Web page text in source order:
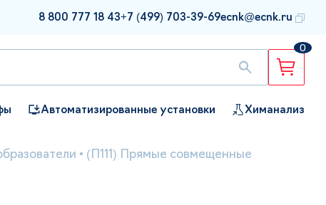
8 800 777 18 43+7 (499) 703-39-69ecnk@ecnk.ru
0
Автоматизированные установки Химанализ
• (П111) Прямые совмещенные